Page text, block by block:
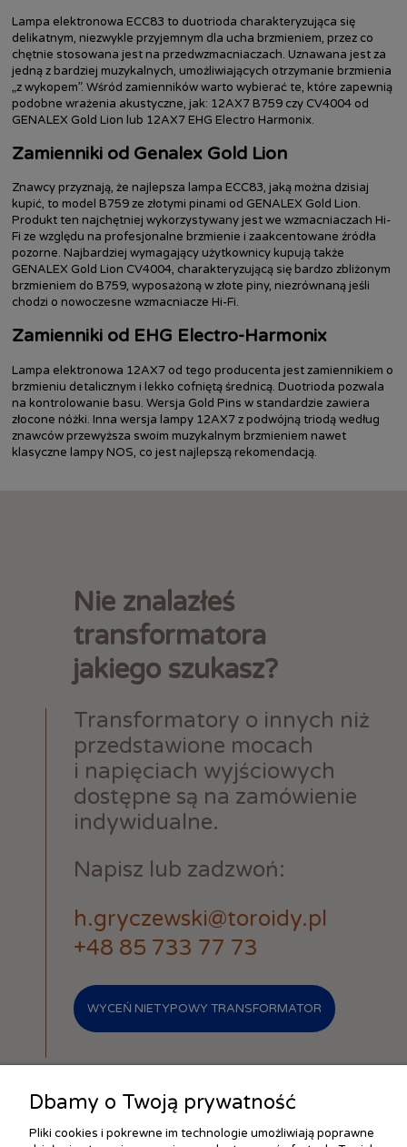
Lampa elektronowa ECC83 to duotrioda charakteryzująca się
delikatnym, niezwykle przyjemnym dla ucha brzmieniem, przez co
chętnie stosowana jest na przedwzmacniaczach. Uznawana jest za
jedną z bardziej muzykalnych, umożliwiających otrzymanie brzmienia
„z wykopem”. Wśród zamienników warto wybierać te, które zapewnią
podobne wrażenia akustyczne, jak: 12AX7 B759 czy CV4004 od
GENALEX Gold Lion lub 12AX7 EHG Electro Harmonix.
Zamienniki od Genalex Gold Lion
Znawcy przyznają, że najlepsza lampa ECC83, jaką można dzisiaj
kupić, to model B759 ze złotymi pinami od GENALEX Gold Lion.
Produkt ten najchętniej wykorzystywany jest we wzmacniaczach Hi-
Fi ze względu na profesjonalne brzmienie i zaakcentowane źródła
pozorne. Najbardziej wymagający użytkownicy kupują także
GENALEX Gold Lion CV4004, charakteryzującą się bardzo zbliżonym
brzmieniem do B759, wyposażoną w złote piny, niezrównaną jeśli
chodzi o nowoczesne wzmacniacze Hi-Fi.
Zamienniki od EHG Electro-Harmonix
Lampa elektronowa 12AX7 od tego producenta jest zamiennikiem o
brzmieniu detalicznym i lekko cofniętą średnicą. Duotrioda pozwala
na kontrolowanie basu. Wersja Gold Pins w standardzie zawiera
złocone nóżki. Inna wersja lampy 12AX7 z podwójną triodą według
znawców przewyższa swoim muzykalnym brzmieniem nawet
klasyczne lampy NOS, co jest najlepszą rekomendacją.
Nie znalazłeś
transformatora
jakiego szukasz?
Transformatory o innych niż
przedstawione mocach
i napięciach wyjściowych
dostępne są na zamówienie
indywidualne.
Napisz lub zadzwoń:
h.gryczewski@toroidy.pl
+48 85 733 77 73
WYCEŃ NIETYPOWY TRANSFORMATOR
Dbamy o Twoją prywatność
Pliki cookies i pokrewne im technologie umożliwiają poprawne